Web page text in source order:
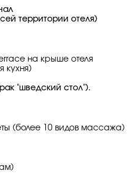
территории отеля)
на крыше отеля
кухня)
"шведский стол").
(более 10 видов массажа)